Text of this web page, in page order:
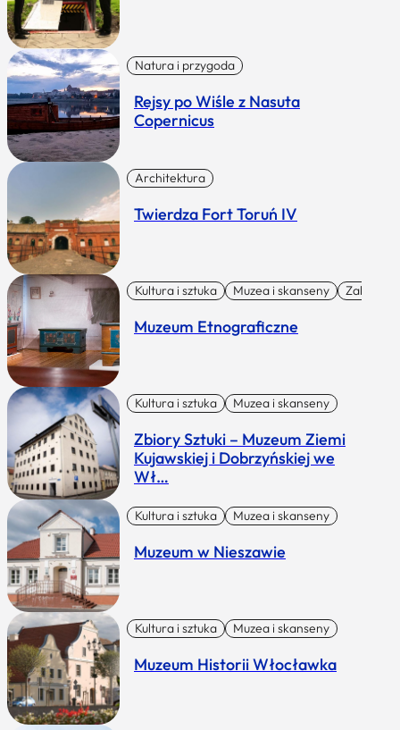
Natura i przygoda
Rejsy po Wiśle z Nasuta
Copernicus
Architektura
Twierdza Fort Toruń IV
Kultura i sztuka Muzea i skanseny Zabytki I
Muzeum Etnograficzne
Kultura i sztuka Muzea i skanseny
Zbiory Sztuki – Muzeum Ziemi
Kujawskiej i Dobrzyńskiej we
Wł…
Kultura i sztuka Muzea i skanseny
Muzeum w Nieszawie
Kultura i sztuka Muzea i skanseny
Muzeum Historii Włocławka